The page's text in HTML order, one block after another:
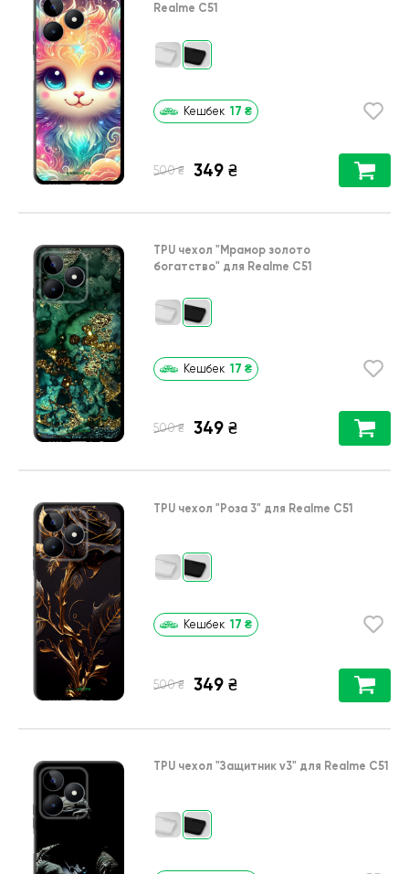
Realme C51
Кешбек 17 ₴
500 ₴ 349 ₴
TPU чехол "Мрамор золото
богатство" для Realme C51
Кешбек 17 ₴
500 ₴ 349 ₴
TPU чехол "Роза 3" для Realme C51
Кешбек 17 ₴
500 ₴ 349 ₴
TPU чехол "Защитник v3" для Realme C51